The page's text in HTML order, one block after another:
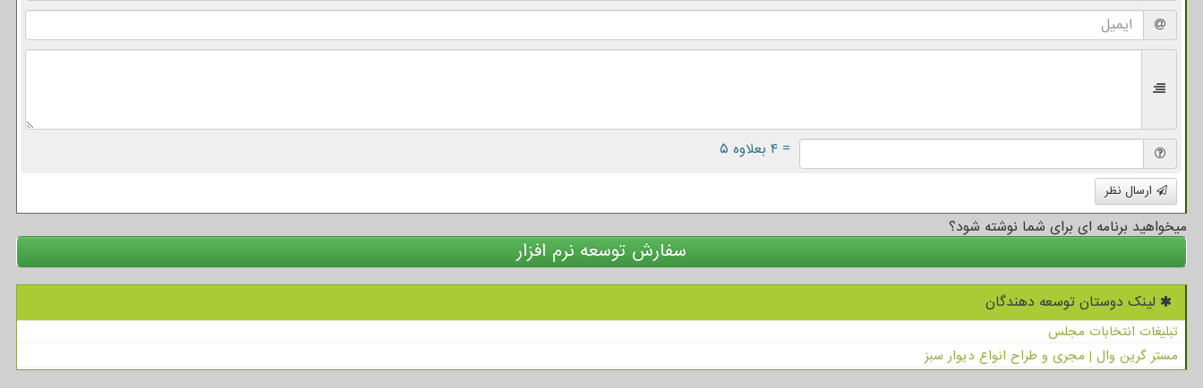
= ۴ بعلاوه ۵
ارسال نظر
میخواهید برنامه ای برای شما نوشته شود؟
سفارش توسعه نرم افزار
لینک دوستان توسعه دهندگان
تبلیغات انتخابات مجلس
مستر گرین وال | مجری و طراح انواع دیوار سبز